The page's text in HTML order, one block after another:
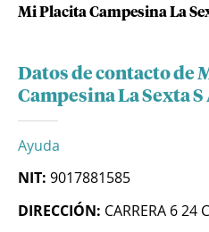
Mi Placita Campesina La
Datos de contacto de
Campesina La Sexta S
Ayuda
NIT: 9017881585
DIRECCIÓN: CARRERA 6 24